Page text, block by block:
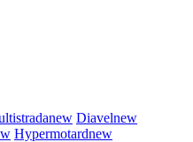
new Diavelnew
Hypermotardnew